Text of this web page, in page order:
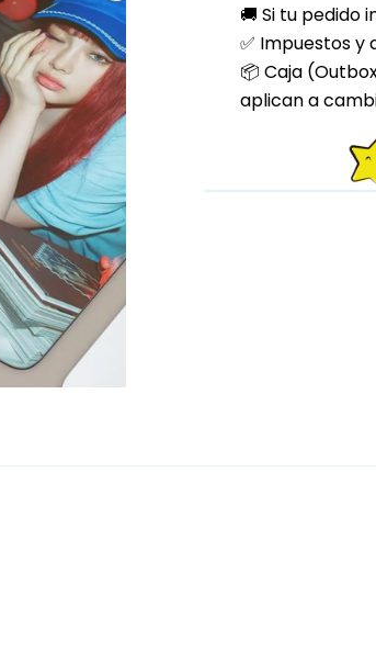
🚚 Si tu pedido
✅ Impuestos y
📦 Caja
aplican a